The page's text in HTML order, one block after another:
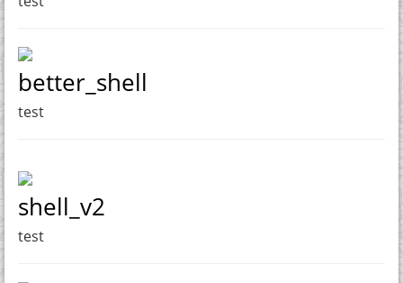
better_shell
test
shell_v2
test